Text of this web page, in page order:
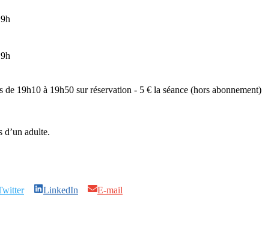
19h10 à 19h50 sur réservation - 5 € la séance (hors abonnement)
d’un adulte.
LinkedIn E-mail